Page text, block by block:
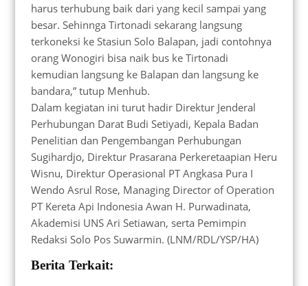
harus terhubung baik dari yang kecil sampai yang
besar. Sehinnga Tirtonadi sekarang langsung
terkoneksi ke Stasiun Solo Balapan, jadi contohnya
orang Wonogiri bisa naik bus ke Tirtonadi
kemudian langsung ke Balapan dan langsung ke
bandara,” tutup Menhub.
Dalam kegiatan ini turut hadir Direktur Jenderal
Perhubungan Darat Budi Setiyadi, Kepala Badan
Penelitian dan Pengembangan Perhubungan
Sugihardjo, Direktur Prasarana Perkeretaapian Heru
Wisnu, Direktur Operasional PT Angkasa Pura I
Wendo Asrul Rose, Managing Director of Operation
PT Kereta Api Indonesia Awan H. Purwadinata,
Akademisi UNS Ari Setiawan, serta Pemimpin
Redaksi Solo Pos Suwarmin. (LNM/RDL/YSP/HA)
Berita Terkait: